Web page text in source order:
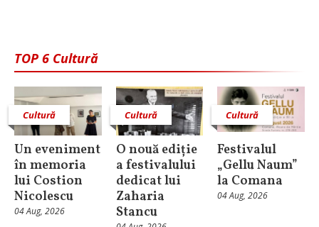
TOP 6 Cultură
Cultură
Un eveniment
în memoria
lui Costion
Nicolescu
04 Aug, 2026
Cultură
O nouă ediție
a festivalului
dedicat lui
Zaharia
Stancu
Cultură
Festivalul
„Gellu Naum”
la Comana
04 Aug, 2026